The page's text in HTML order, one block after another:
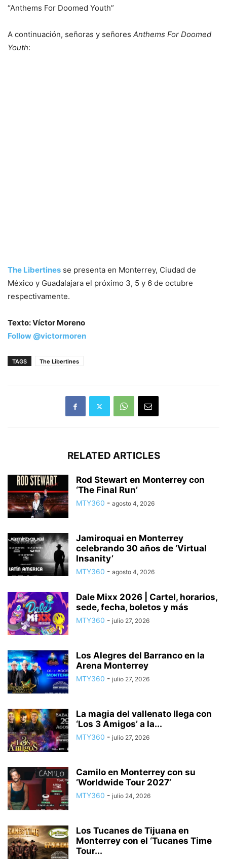
“Anthems For Doomed Youth”
A continuación, señoras y señores Anthems For Doomed
Youth:
The Libertines se presenta en Monterrey, Ciudad de
México y Guadalajara el próximo 3, 5 y 6 de octubre
respectivamente.
Texto: Víctor Moreno
Follow @victormoren
TAGS The Libertines
RELATED ARTICLES
Rod Stewart en Monterrey con
‘The Final Run’
MTY360 - agosto 4, 2026
Jamiroquai en Monterrey
celebrando 30 años de ‘Virtual
Insanity’
MTY360 - agosto 4, 2026
Dale Mixx 2026 | Cartel, horarios,
sede, fecha, boletos y más
MTY360 - julio 27, 2026
Los Alegres del Barranco en la
Arena Monterrey
MTY360 - julio 27, 2026
La magia del vallenato llega con
‘Los 3 Amigos’ a la...
MTY360 - julio 27, 2026
Camilo en Monterrey con su
‘Worldwide Tour 2027’
MTY360 - julio 24, 2026
Los Tucanes de Tijuana en
Monterrey con el ‘Tucanes Time
Tour...